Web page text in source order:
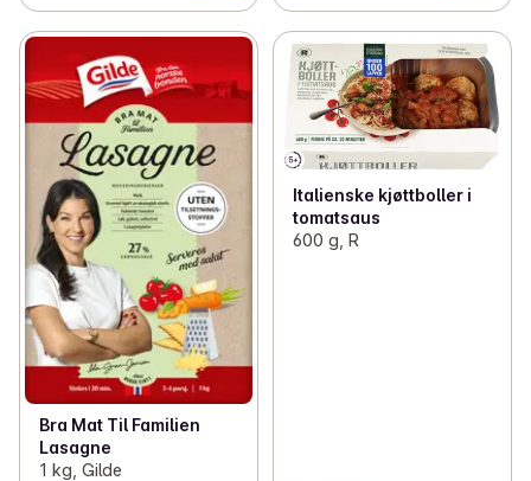
Bra Mat Til Familien
Lasagne
1 kg, Gilde
Italienske kjøttboller i
tomatsaus
600 g, R